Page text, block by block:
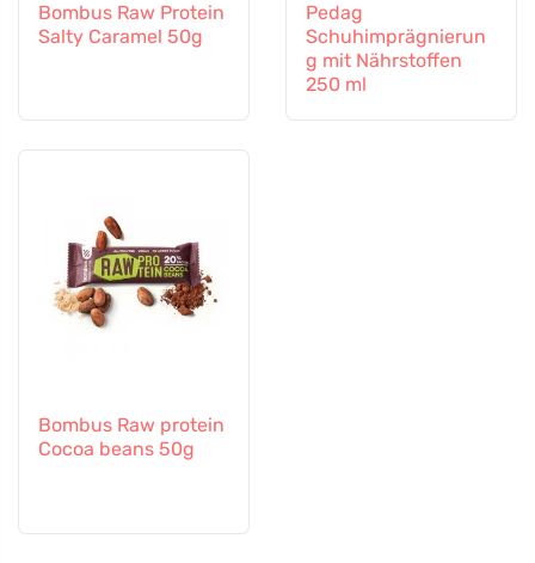
Bombus Raw Protein
Salty Caramel 50g
Pedag
Schuhimprägnierun
g mit Nährstoffen
250 ml
Bombus Raw protein
Cocoa beans 50g